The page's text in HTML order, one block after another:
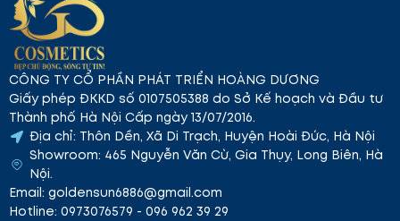
CÔNG TY CỔ PHẦN PHÁT TRIỂN HOÀNG DƯƠNG
Giấy phép ĐKKD số 0107505388 do Sở Kế hoạch và Đầu tư
Thành phố Hà Nội Cấp ngày 13/07/2016.
Địa chỉ: Thôn Dền, Xã Di Trạch, Huyện Hoài Đức, Hà Nội
Showroom: 465 Nguyễn Văn Cừ, Gia Thụy, Long Biên, Hà
Nội.
Email: goldensun6886@gmail.com
Hotline: 0973076579 - 096 962 39 29